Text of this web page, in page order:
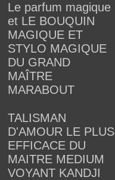
Le parfum magique
et LE BOUQUIN
MAGIQUE ET
STYLO MAGIQUE
DU GRAND
MAÎTRE
MARABOUT
TALISMAN
D'AMOUR LE PLUS
EFFICACE DU
MAITRE MEDIUM
VOYANT KANDJI